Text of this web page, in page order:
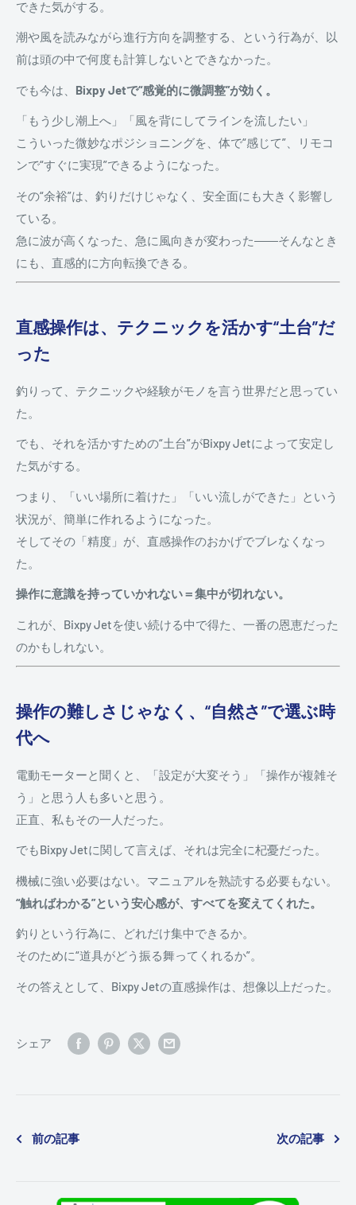
できた気がする。
潮や風を読みながら進行方向を調整する、という行為が、以
前は頭の中で何度も計算しないとできなかった。
でも今は、 Bixpy Jetで“感覚的に微調整”が効く。
「もう少し潮上へ」「風を背にしてラインを流したい」
こういった微妙なポジショニングを、体で“感じて”、リモコ
ンで“すぐに実現”できるようになった。
その“余裕”は、釣りだけじゃなく、安全面にも大きく影響し
ている。
急に波が高くなった、急に風向きが変わった――そんなとき
にも、直感的に方向転換できる。
直感操作は、テクニックを活かす“土台”だ
った
釣りって、テクニックや経験がモノを言う世界だと思ってい
た。
でも、それを活かすための“土台”がBixpy Jetによって安定し
た気がする。
つまり、「いい場所に着けた」「いい流しができた」という
状況が、簡単に作れるようになった。
そしてその「精度」が、直感操作のおかげでブレなくなっ
た。
操作に意識を持っていかれない＝集中が切れない。
これが、Bixpy Jetを使い続ける中で得た、一番の恩恵だった
のかもしれない。
操作の難しさじゃなく、“自然さ”で選ぶ時
代へ
電動モーターと聞くと、「設定が大変そう」「操作が複雑そ
う」と思う人も多いと思う。
正直、私もその一人だった。
でもBixpy Jetに関して言えば、それは完全に杞憂だった。
機械に強い必要はない。マニュアルを熟読する必要もない。
“触ればわかる”という安心感が、すべてを変えてくれた。
釣りという行為に、どれだけ集中できるか。
そのために“道具がどう振る舞ってくれるか”。
その答えとして、Bixpy Jetの直感操作は、想像以上だった。
シェア
前の記事 次の記事